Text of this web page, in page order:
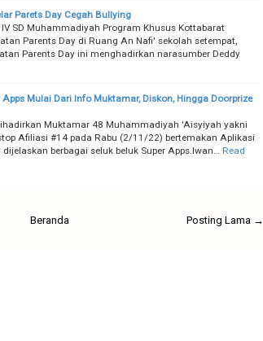
Parets Day Cegah Bullying
SD Muhammadiyah Program Khusus Kottabarat
Parents Day di Ruang An Nafi' sekolah setempat,
Parents Day ini menghadirkan narasumber Deddy
Mulai Dari Info Muktamar, Diskon, Hingga Doorprize
Muktamar 48 Muhammadiyah 'Aisyiyah yakni
Afiliasi #14 pada Rabu (2/11/22) bertemakan Aplikasi
berbagai seluk beluk Super Apps.Iwan…
Read
Posting Lama →
Beranda